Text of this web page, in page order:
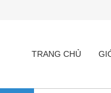
TRANG CHỦ